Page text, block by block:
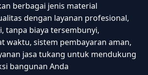
berbagai jenis material
dengan layanan profesional,
tanpa biaya tersembunyi,
waktu, sistem pembayaran aman,
jasa tukang untuk mendukung
bangunan Anda